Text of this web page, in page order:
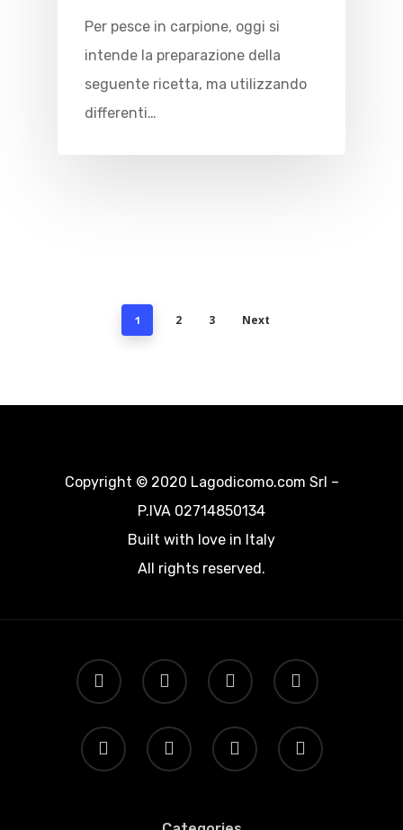
Per pesce in carpione, oggi si
intende la preparazione della
seguente ricetta, ma utilizzando
differenti…
1 2 3 Next
Copyright © 2020 Lagodicomo.com Srl –
P.IVA 02714850134
Built with love in Italy
All rights reserved.
Spiagge
Escursioni
Contattaci
EN